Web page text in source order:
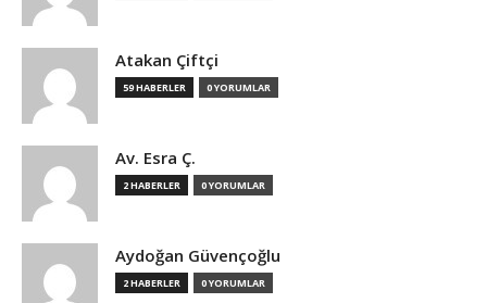
Atakan Çiftçi
59 HABERLER 0 YORUMLAR
Av. Esra Ç.
2 HABERLER 0 YORUMLAR
Aydoğan Güvençoğlu
2 HABERLER 0 YORUMLAR